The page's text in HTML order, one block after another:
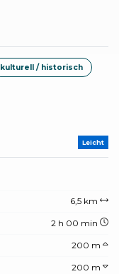
kulturell / historisch
Leicht
6,5 km
2 h 00 min
200 m
200 m